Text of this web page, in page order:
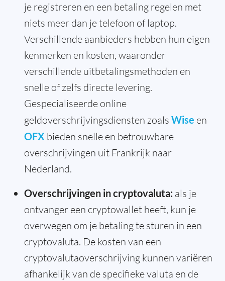
je registreren en een betaling regelen met
niets meer dan je telefoon of laptop.
Verschillende aanbieders hebben hun eigen
kenmerken en kosten, waaronder
verschillende uitbetalingsmethoden en
snelle of zelfs directe levering.
Gespecialiseerde online
geldoverschrijvingsdiensten zoals Wise en
OFX bieden snelle en betrouwbare
overschrijvingen uit Frankrijk naar
Nederland.
Overschrijvingen in cryptovaluta: als je
ontvanger een cryptowallet heeft, kun je
overwegen om je betaling te sturen in een
cryptovaluta. De kosten van een
cryptovalutaoverschrijving kunnen variëren
afhankelijk van de specifieke valuta en de